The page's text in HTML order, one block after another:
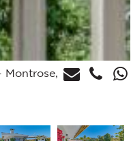
Montrose,